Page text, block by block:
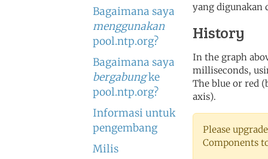
Bagaimana saya
menggunakan
pool.ntp.org?
Bagaimana saya
bergabungke
pool.ntp.org?
Informasi untuk
pengembang
Milis
yang digunakan
History
In the graph
milliseconds,
The blue or red
axis).
Please
Components